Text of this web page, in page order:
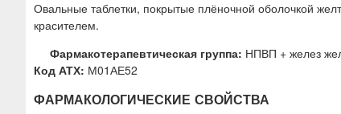
Овальные таблетки, покрытые плёночной оболочкой
красителем.
Фармакотерапевтическая группа: НПВП + желез
Код АТХ: М01АЕ52
ФАРМАКОЛОГИЧЕСКИЕ СВОЙСТВА